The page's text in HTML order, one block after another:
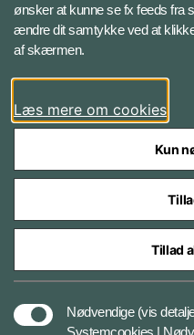
Bluesky
LinkedIn
Styrelser og
ønsker at kunne se fx feeds fra
ændre dit samtykke ved at
af skærmen.
Læs mere om cookies
Kun
Tillad
Nødvendige (vis
Systemcookies |